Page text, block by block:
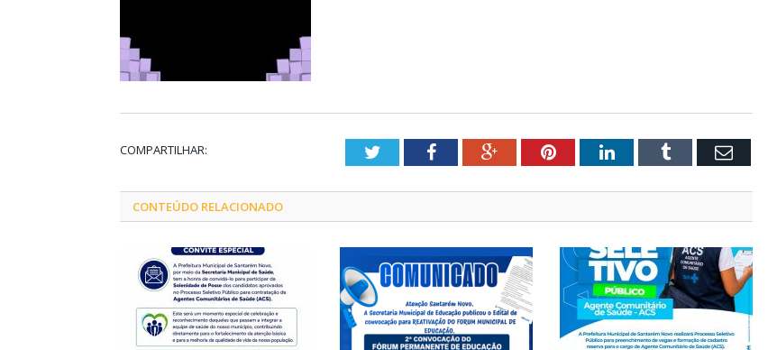
COMPARTILHAR: TwitterFacebookGoogle+PinterestLinkedInTumblr Email
CONTEÚDO RELACIONADO